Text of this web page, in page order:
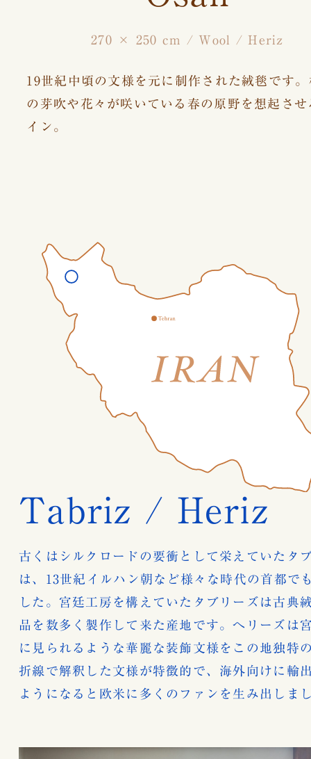
270 × 250 cm / Wool / Heriz
19世紀中頃の文様を元に制作された絨毯です
の芽吹や花々が咲いている春の原野を想起させ
イン。
Tabriz / Heriz
古くはシルクロードの要衝として栄えていたタ
は、13世紀イルハン朝など様々な時代の首都で
した。宮廷工房を構えていたタブリーズは古典
品を数多く製作して来た産地です。へリーズは
に見られるような華麗な装飾文様をこの地独特
折線で解釈した文様が特徴的で、海外向けに輸
ようになると欧米に多くのファンを生み出しま